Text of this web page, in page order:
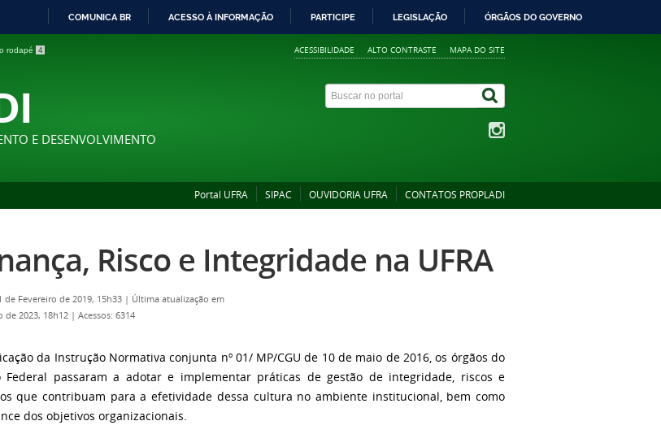
COMUNICA BR ACESSO À INFORMAÇÃO PARTICIPE LEGISLAÇÃO ÓRGÃOS DO GOVERNO
rodapé 4 ACESSIBILIDADE ALTO CONTRASTE MAPA DO SITE
E DESENVOLVIMENTO
Portal UFRA SIPAC OUVIDORIA UFRA CONTATOS PROPLADI
Risco e Integridade na UFRA
Fevereiro de 2019, 15h33 | Última atualização em
de 2023, 18h12 | Acessos: 6314
da Instrução Normativa conjunta nº 01/ MP/CGU de 10 de maio de 2016, os órgãos do
Federal passaram a adotar e implementar práticas de gestão de integridade, riscos e
que contribuam para a efetividade dessa cultura no ambiente institucional, bem como
dos objetivos organizacionais.